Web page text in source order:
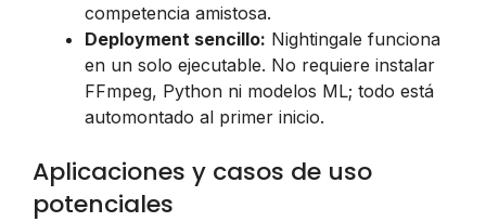
competencia amistosa.
Deployment sencillo: Nightingale funciona
en un solo ejecutable. No requiere instalar
FFmpeg, Python ni modelos ML; todo está
automontado al primer inicio.
Aplicaciones y casos de uso
potenciales